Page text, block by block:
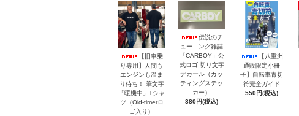
【旧車乗
り専用】人間も
エンジンも温ま
り待ち！ 筆文字
「暖機中」Tシャ
ツ（Old-timerロ
ゴ入り）
伝説のチ
ューニング雑誌
「CARBOY」公
式ロゴ 切り文字
デカール（カッ
ティングステッ
カー）
880円(税込)
【八重洲
通販限定小冊
子】自転車青切
符完全ガイド
550円(税込)